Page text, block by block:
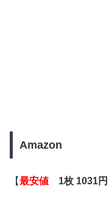
Amazon
【最安値 1枚 1031円